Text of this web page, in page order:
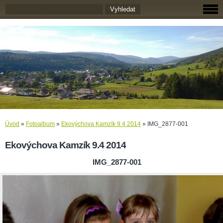
Úvod » Fotoalbum » Ekovýchova Kamzík 9.4 2014 » IMG_2877-001
Ekovýchova Kamzík 9.4 2014
IMG_2877-001